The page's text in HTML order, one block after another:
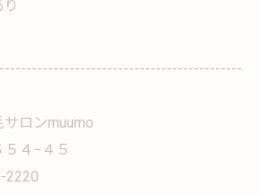
ロンmuumo
４−４５
2220